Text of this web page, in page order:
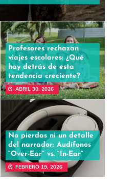
Profesores rechazan
viajes escolares: ¿Qué
hay detrás de esta
tendencia creciente?
ABRIL 30, 2026
No pierdas ni un detalle
del narrador: Audífonos
“Over-Ear” vs. “In-Ear”
FEBRERO 19, 2026